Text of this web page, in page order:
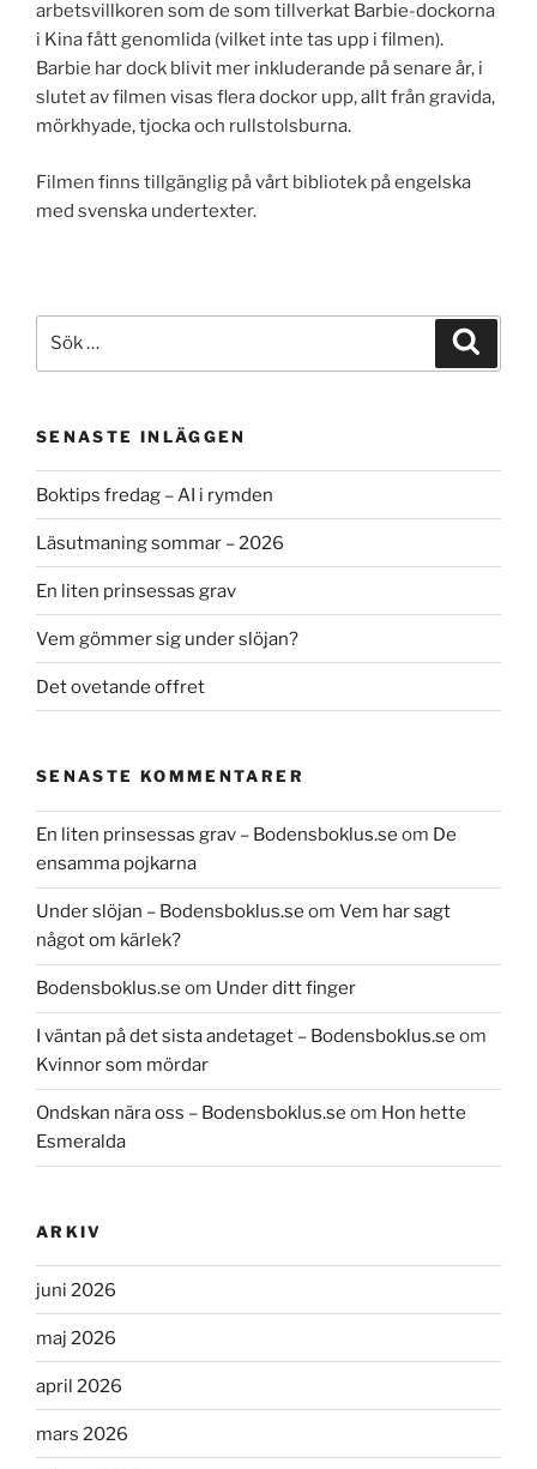
arbetsvillkoren som de som tillverkat Barbie-dockorna
i Kina fått genomlida (vilket inte tas upp i filmen).
Barbie har dock blivit mer inkluderande på senare år, i
slutet av filmen visas flera dockor upp, allt från gravida,
mörkhyade, tjocka och rullstolsburna.
Filmen finns tillgänglig på vårt bibliotek på engelska
med svenska undertexter.
efter:
SENASTE INLÄGGEN
Boktips fredag – AI i rymden
Läsutmaning sommar – 2026
En liten prinsessas grav
Vem gömmer sig under slöjan?
Det ovetande offret
SENASTE KOMMENTARER
En liten prinsessas grav – Bodensboklus.se om De
ensamma pojkarna
Under slöjan – Bodensboklus.se om Vem har sagt
något om kärlek?
Bodensboklus.se om Under ditt finger
I väntan på det sista andetaget – Bodensboklus.se om
Kvinnor som mördar
Ondskan nära oss – Bodensboklus.se om Hon hette
Esmeralda
ARKIV
juni 2026
maj 2026
april 2026
mars 2026